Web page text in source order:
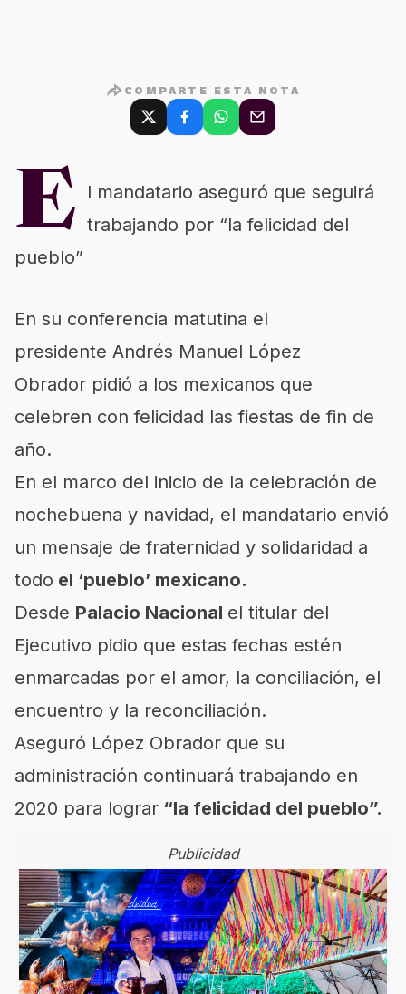
COMPARTE ESTA NOTA
E
l mandatario aseguró que seguirá
trabajando por “la felicidad del
pueblo”
En su conferencia matutina el
presidente Andrés Manuel López
Obrador pidió a los mexicanos que
celebren con felicidad las fiestas de fin de
año.
En el marco del inicio de la celebración de
nochebuena y navidad, el mandatario envió
un mensaje de fraternidad y solidaridad a
todo el ‘pueblo’ mexicano.
Desde Palacio Nacional el titular del
Ejecutivo pidio que estas fechas estén
enmarcadas por el amor, la conciliación, el
encuentro y la reconciliación.
Aseguró López Obrador que su
administración continuará trabajando en
2020 para lograr “la felicidad del pueblo”.
Publicidad